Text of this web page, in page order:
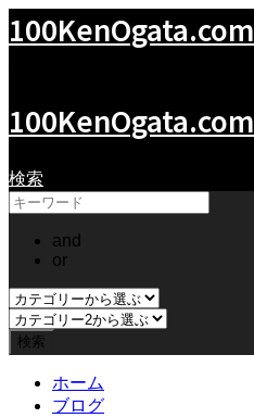
100KenOgata.com
100KenOgata.com
検索
and
or
ホーム
ブログ